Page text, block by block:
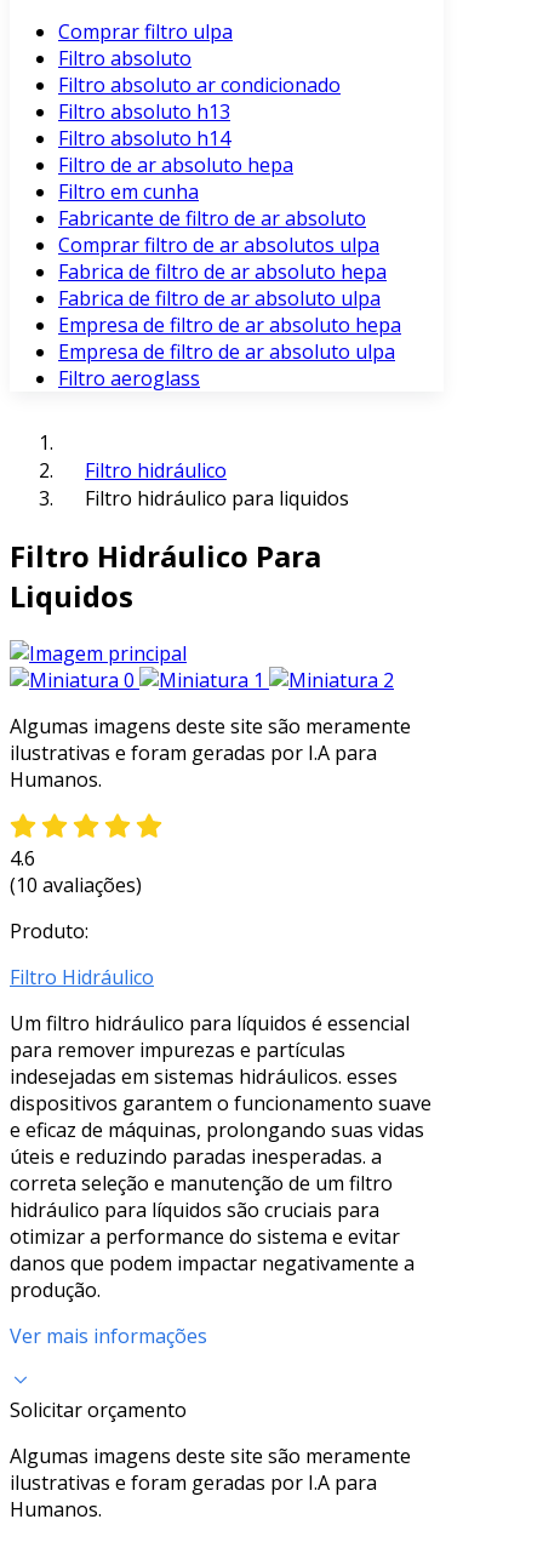
Comprar filtro ulpa
Filtro absoluto
Filtro absoluto ar condicionado
Filtro absoluto h13
Filtro absoluto h14
Filtro de ar absoluto hepa
Filtro em cunha
Fabricante de filtro de ar absoluto
Comprar filtro de ar absolutos ulpa
Fabrica de filtro de ar absoluto hepa
Fabrica de filtro de ar absoluto ulpa
Empresa de filtro de ar absoluto hepa
Empresa de filtro de ar absoluto ulpa
Filtro aeroglass
Filtro hidráulico
Filtro hidráulico para liquidos
Filtro Hidráulico Para
Liquidos
Algumas imagens deste site são meramente
ilustrativas e foram geradas por I.A para
Humanos.
4.6
(10 avaliações)
Produto:
Filtro Hidráulico
Um filtro hidráulico para líquidos é essencial
para remover impurezas e partículas
indesejadas em sistemas hidráulicos. esses
dispositivos garantem o funcionamento suave
e eficaz de máquinas, prolongando suas vidas
úteis e reduzindo paradas inesperadas. a
correta seleção e manutenção de um filtro
hidráulico para líquidos são cruciais para
otimizar a performance do sistema e evitar
danos que podem impactar negativamente a
produção.
Ver mais informações
Solicitar orçamento
Algumas imagens deste site são meramente
ilustrativas e foram geradas por I.A para
Humanos.